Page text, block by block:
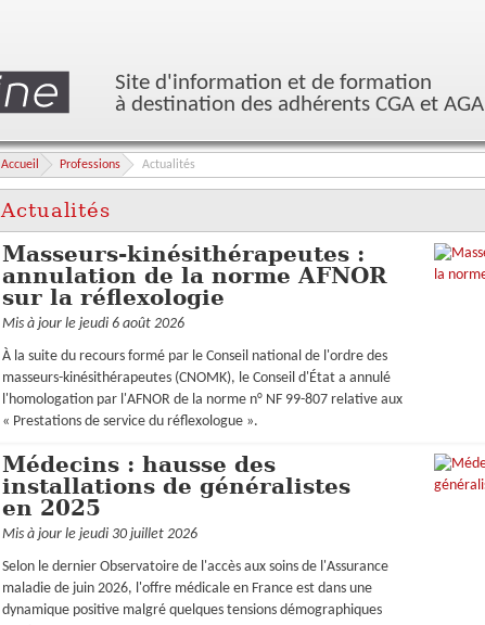
Site d'information et de formation
à destination des adhérents CGA et AGA
Accueil Professions Actualités
Actualités
Masseurs-kinésithérapeutes :
annulation de la norme AFNOR
sur la réflexologie
Mis à jour le jeudi 6 août 2026
À la suite du recours formé par le Conseil national de l'ordre des
masseurs-kinésithérapeutes (CNOMK), le Conseil d'État a annulé
l'homologation par l'AFNOR de la norme n° NF 99-807 relative aux
« Prestations de service du réflexologue ».
Médecins : hausse des
installations de généralistes
en 2025
Mis à jour le jeudi 30 juillet 2026
Selon le dernier Observatoire de l'accès aux soins de l'Assurance
maladie de juin 2026, l'offre médicale en France est dans une
dynamique positive malgré quelques tensions démographiques